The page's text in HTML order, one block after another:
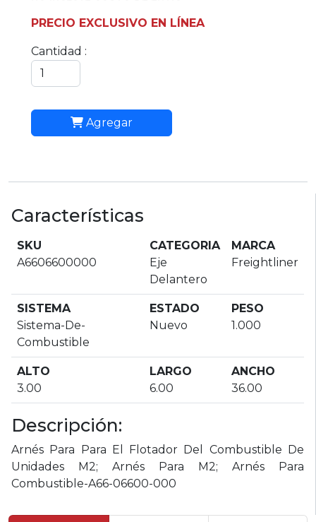
PRECIO EXCLUSIVO EN LÍNEA
Cantidad :
Agregar
Características
SKU
A6606600000
CATEGORIA
Eje
Delantero
MARCA
Freightliner
SISTEMA
Sistema-De-
Combustible
ESTADO
Nuevo
PESO
1.000
ALTO
3.00
LARGO
6.00
ANCHO
36.00
Descripción:
Arnés Para Para El Flotador Del Combustible De
Unidades M2; Arnés Para M2; Arnés Para
Combustible-A66-06600-000